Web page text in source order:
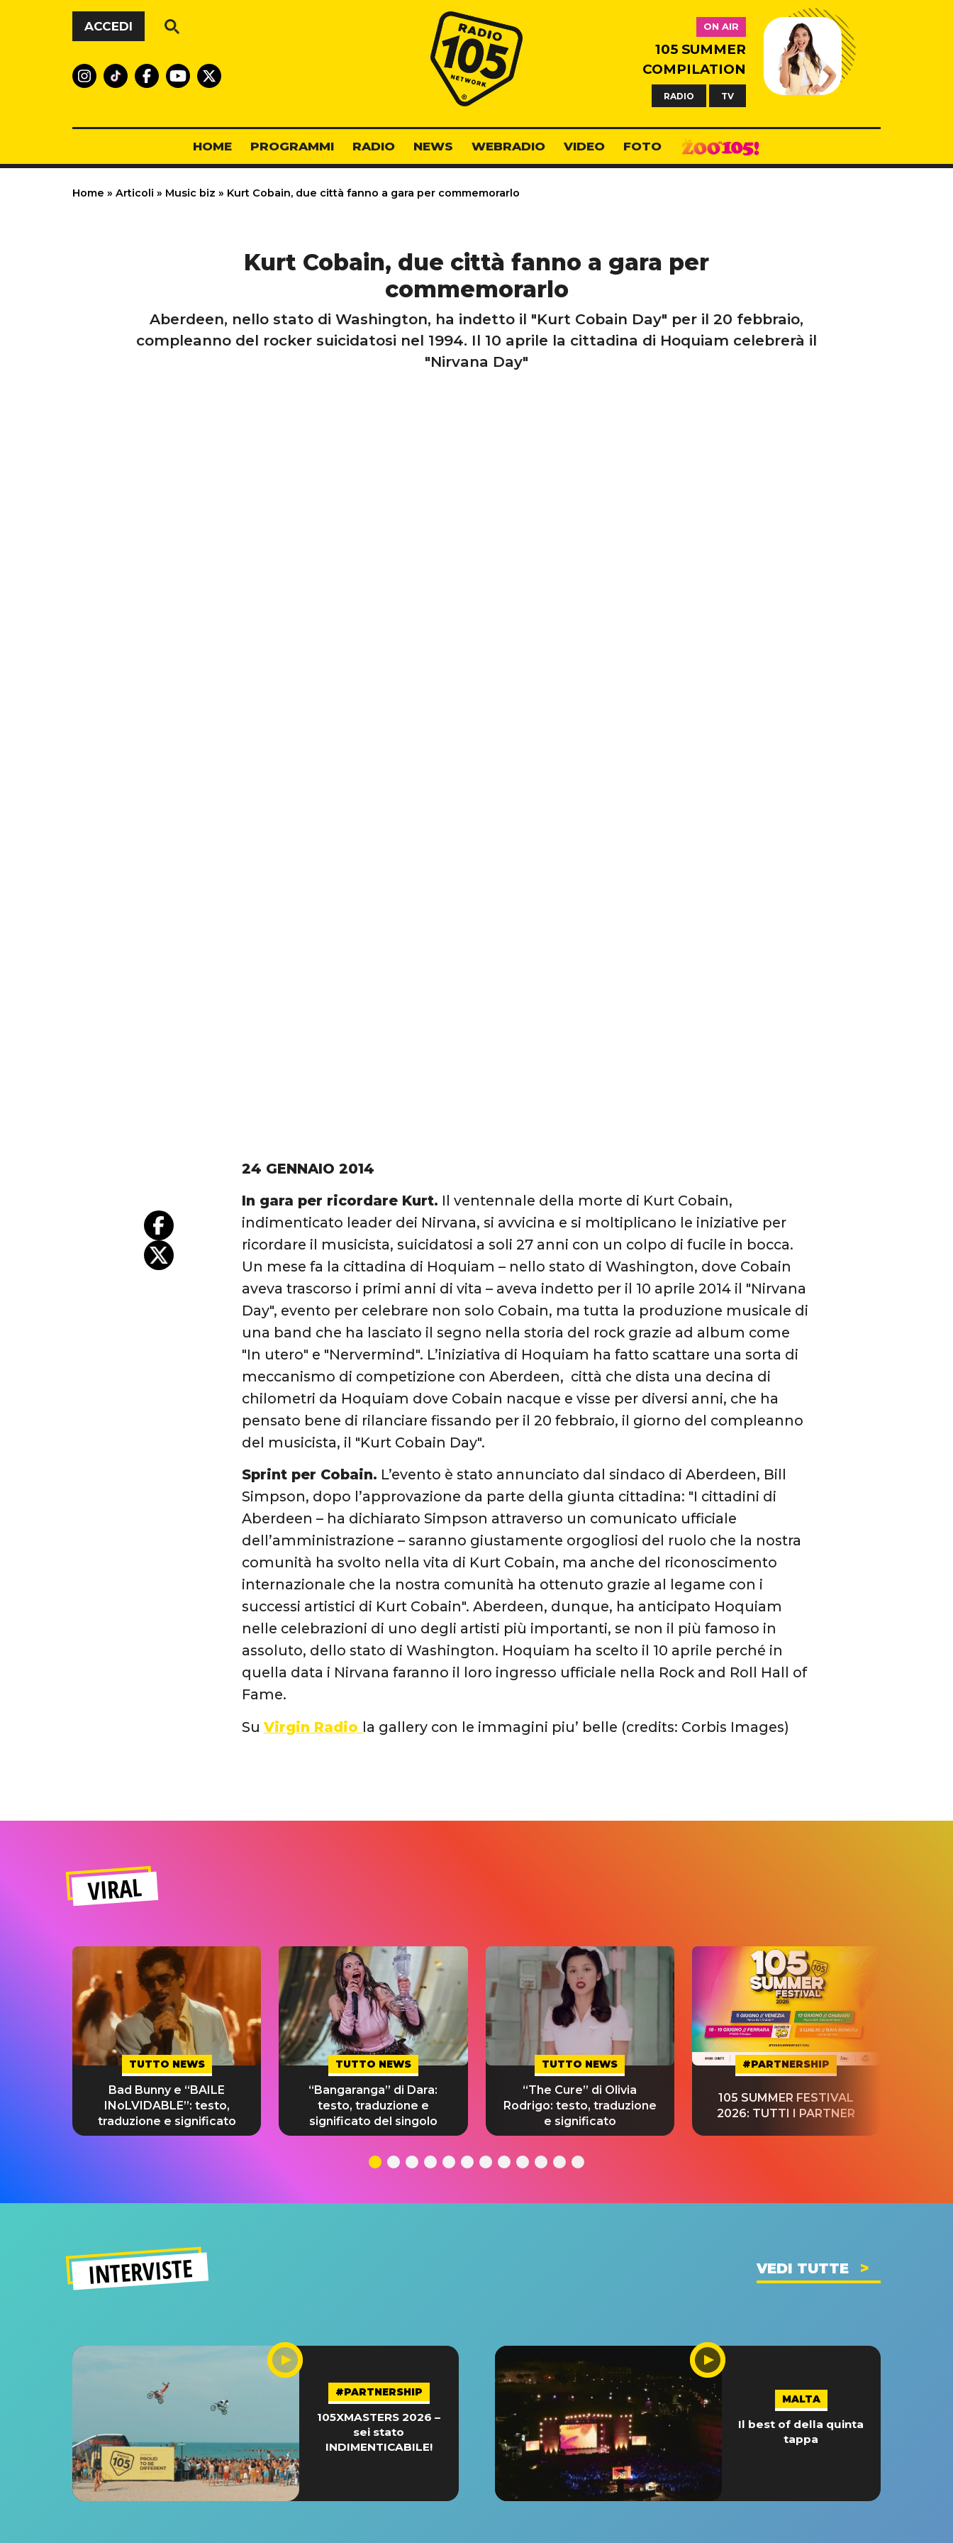
Vai al contenuto
ACCEDI
Radio 105
ON AIR
105 SUMMER
COMPILATION
RADIO TV
HOME PROGRAMMI RADIO NEWS WEBRADIO VIDEO FOTO
Home » Articoli » Music biz » Kurt Cobain, due città fanno a gara per commemorarlo
Kurt Cobain, due città fanno a gara per
commemorarlo
Aberdeen, nello stato di Washington, ha indetto il "Kurt Cobain Day" per il 20 febbraio,
compleanno del rocker suicidatosi nel 1994. Il 10 aprile la cittadina di Hoquiam celebrerà il
"Nirvana Day"
24 GENNAIO 2014
In gara per ricordare Kurt. Il ventennale della morte di Kurt Cobain,
indimenticato leader dei Nirvana, si avvicina e si moltiplicano le iniziative per
ricordare il musicista, suicidatosi a soli 27 anni con un colpo di fucile in bocca.
Un mese fa la cittadina di Hoquiam – nello stato di Washington, dove Cobain
aveva trascorso i primi anni di vita – aveva indetto per il 10 aprile 2014 il "Nirvana
Day", evento per celebrare non solo Cobain, ma tutta la produzione musicale di
una band che ha lasciato il segno nella storia del rock grazie ad album come
"In utero" e "Nervermind". L’iniziativa di Hoquiam ha fatto scattare una sorta di
meccanismo di competizione con Aberdeen, città che dista una decina di
chilometri da Hoquiam dove Cobain nacque e visse per diversi anni, che ha
pensato bene di rilanciare fissando per il 20 febbraio, il giorno del compleanno
del musicista, il "Kurt Cobain Day".
Sprint per Cobain. L’evento è stato annunciato dal sindaco di Aberdeen, Bill
Simpson, dopo l’approvazione da parte della giunta cittadina: "I cittadini di
Aberdeen – ha dichiarato Simpson attraverso un comunicato ufficiale
dell’amministrazione – saranno giustamente orgogliosi del ruolo che la nostra
comunità ha svolto nella vita di Kurt Cobain, ma anche del riconoscimento
internazionale che la nostra comunità ha ottenuto grazie al legame con i
successi artistici di Kurt Cobain". Aberdeen, dunque, ha anticipato Hoquiam
nelle celebrazioni di uno degli artisti più importanti, se non il più famoso in
assoluto, dello stato di Washington. Hoquiam ha scelto il 10 aprile perché in
quella data i Nirvana faranno il loro ingresso ufficiale nella Rock and Roll Hall of
Fame.
SuVirgin Radio la gallery con le immagini piu’ belle (credits: Corbis Images)
VIRAL
TUTTO NEWS
Bad Bunny e “BAILE
INoLVIDABLE”: testo,
traduzione e significato
TUTTO NEWS
“Bangaranga” di Dara:
testo, traduzione e
significato del singolo
TUTTO NEWS
“The Cure” di Olivia
Rodrigo: testo, traduzione
e significato
#PARTNERSHIP
105 SUMMER FESTIVAL
2026: TUTTI I PARTNER
INTERVISTE VEDI TUTTE
#PARTNERSHIP
105XMASTERS 2026 –
sei stato
INDIMENTICABILE!
MALTA
Il best of della quinta
tappa